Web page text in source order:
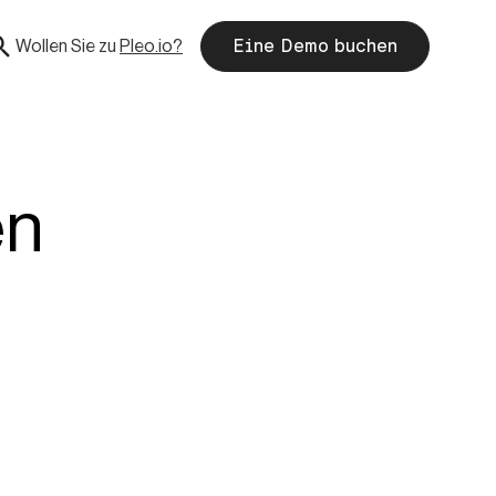
Wollen Sie zu Pleo.io? Eine Demo buchen